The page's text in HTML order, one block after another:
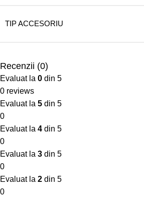
TIP ACCESORIU
Recenzii (0)
Evaluat la 0 din 5
0 reviews
Evaluat la 5 din 5
0
Evaluat la 4 din 5
0
Evaluat la 3 din 5
0
Evaluat la 2 din 5
0